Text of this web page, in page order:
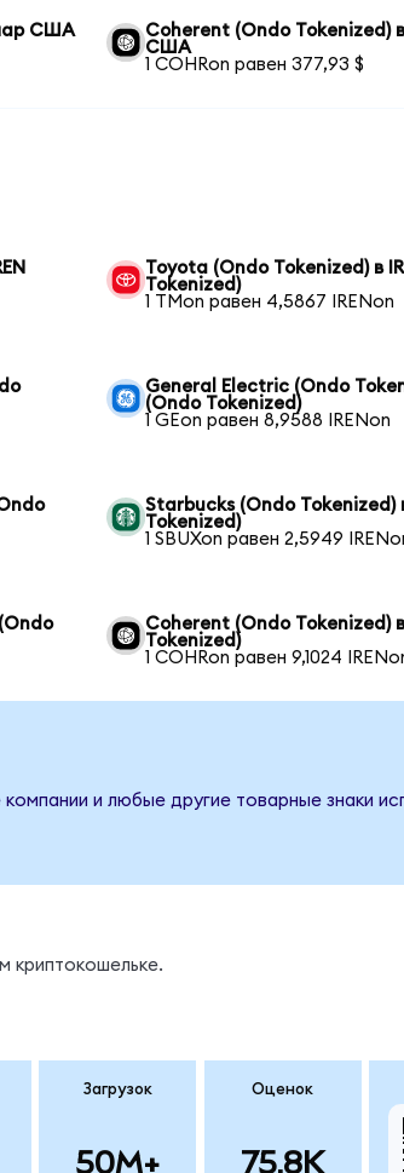
США
Coherent (Ondo Tokenized)
США
1 COHRon равен 377,93 $
Toyota (Ondo Tokenized) в
Tokenized)
1 TMon равен 4,5867 IRENon
General Electric (Ondo
(Ondo Tokenized)
1 GEon равен 8,9588 IRENon
Starbucks (Ondo Tokenized)
Tokenized)
1 SBUXon равен 2,5949
Coherent (Ondo Tokenized)
Tokenized)
1 COHRon равен 9,1024
и любые другие товарные знаки
криптокошельке.
Загрузок
50M+
Оценок
75.8K